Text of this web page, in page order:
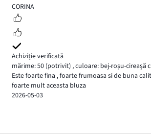
5
CORINA
Achiziție verificată
mărime: 50 (potrivit) ,culoare: bej-roșu-cireașă
Este foarte fina , foarte frumoasa si de buna
foarte mult aceasta bluza
2026-05-03